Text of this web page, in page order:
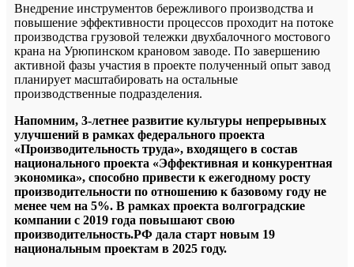
Внедрение инструментов бережливого производства и
повышение эффективности процессов проходит на потоке
производства грузовой тележки двухбалочного мостового
крана на Урюпинском крановом заводе. По завершению
активной фазы участия в проекте полученный опыт завод
планирует масштабировать на остальные
производственные подразделения.
Напомним, 3-летнее развитие культуры непрерывных
улучшений в рамках федерального проекта
«Производительность труда», входящего в состав
национального проекта «Эффективная и конкурентная
экономика», способно привести к ежегодному росту
производительности по отношению к базовому году не
менее чем на 5%. В рамках проекта волгоградские
компании с 2019 года повышают свою
производительность.РФ дала старт новым 19
национальным проектам в 2025 году.